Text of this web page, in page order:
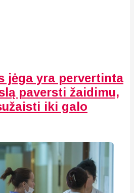
jėga yra pervertinta
paversti žaidimu,
iki galo